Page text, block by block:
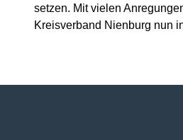
setzen. Mit vielen
Kreisverband Nienburg nun